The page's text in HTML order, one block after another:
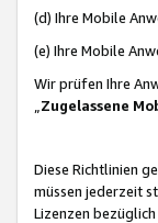
(d) Ihre Mobile
(e) Ihre Mobile
Wir prüfen Ihre
„Zugelassene
Diese Richtlinien
müssen jederzeit
Lizenzen